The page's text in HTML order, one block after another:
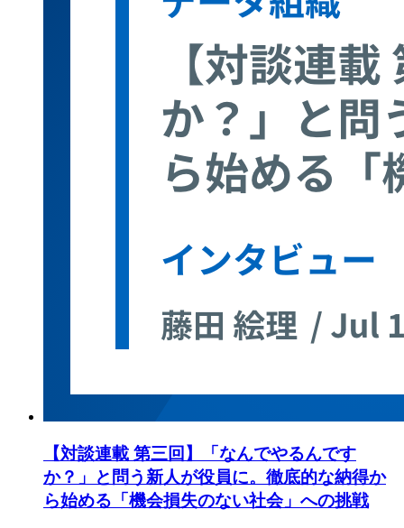
【対談連載 第三回】「なんでやるんです
か？」と問う新人が役員に。徹底的な納得か
ら始める「機会損失のない社会」への挑戦